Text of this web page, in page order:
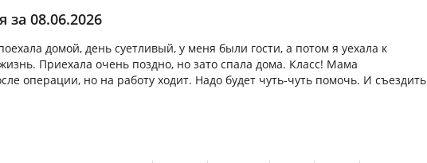
08.06.2026
домой, день суетливый, у меня были гости, а потом я уехала к
Приехала очень поздно, но зато спала дома. Класс! Мама
операции, но на работу ходит. Надо будет чуть-чуть помочь. И съездить